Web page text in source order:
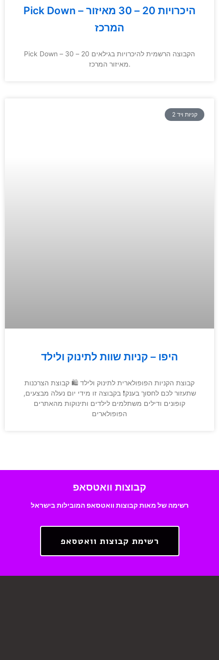
Pick Down – היכרויות 20 – 30 מאיזור
המרכז
Pick Down – הקבוצה הרשמית להיכרויות בגילאים 20 – 30
מאיזור המרכז.
קניות ויד 2
היפו – קניות שוות לתינוק ולילד
קבוצת הקניות הפופולארית לתינוק ולילד 🛍 קבוצת הצרכנות
שתעזור לכם לחסוך בענק❗️ בקבוצה זו מידי יום נעלה מבצעים,
קופונים ודילים משתלמים לילדים ותינוקות מהאתרים
הפופולארים
קבוצות וואטסאפ
רשימה של מאות קבוצות וואטסאפ המובילות בישראל
רשימת קבוצות וואטסאפ